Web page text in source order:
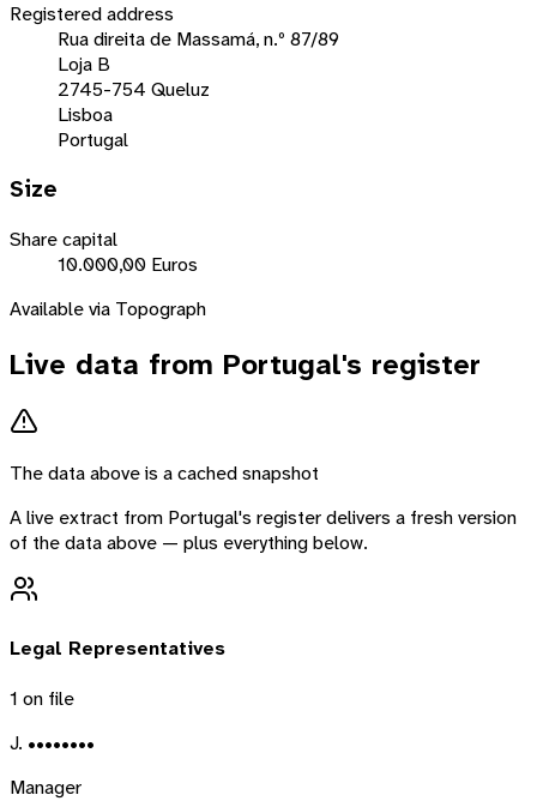
Registered address
Rua direita de Massamá, n.º 87/89
Loja B
2745-754 Queluz
Lisboa
Portugal
Size
Share capital
10.000,00 Euros
Available via Topograph
Live data from Portugal's register
The data above is a cached snapshot
A live extract from Portugal's register delivers a fresh version
of the data above — plus everything below.
Legal Representatives
1 on file
J. ••••••••
Manager